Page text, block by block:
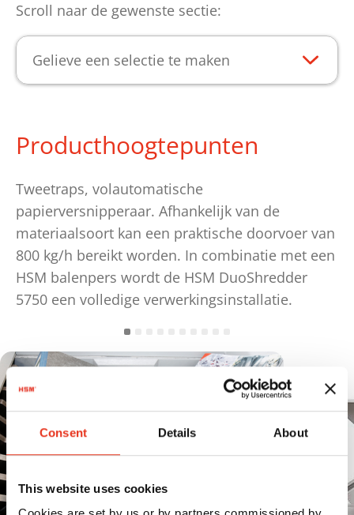
Consent Details About
This website uses cookies
Scroll naar de gewenste sectie:
Gelieve een selectie te maken
Producthoogtepunten
Tweetraps, volautomatische
papierversnipperaar. Afhankelijk van de
materiaalsoort kan een praktische doorvoer van
800 kg/h bereikt worden. In combinatie met een
HSM balenpers wordt de HSM DuoShredder
5750 een volledige verwerkingsinstallatie.